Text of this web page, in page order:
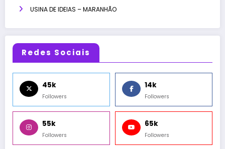
USINA DE IDEIAS – MARANHÃO
Redes Sociais
45k
Followers
14k
Followers
55k
Followers
65k
Followers